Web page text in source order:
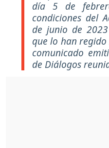
día 5 de
condiciones del
de junio de
que lo han
comunicado
de Diálogos